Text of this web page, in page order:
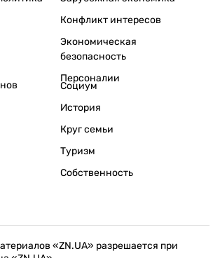
Конфликт интересов
Экономическая
безопасность
Персоналии
Социум
История
Круг семьи
Туризм
Собственность
«ZN.UA» разрешается при